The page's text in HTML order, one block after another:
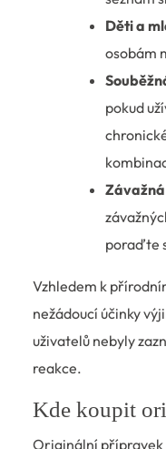
Děti a
osobám
pokud
poraďte
Vzhledem k
nežádoucí účinky
uživatelů nebyly
reakce.
Kde koupit
Originální přípravek